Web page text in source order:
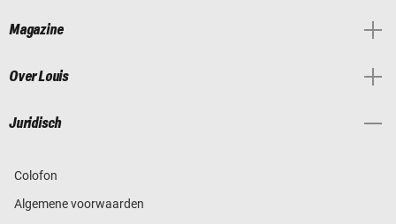
Magazine
Over Louis
Juridisch
Colofon
Algemene voorwaarden